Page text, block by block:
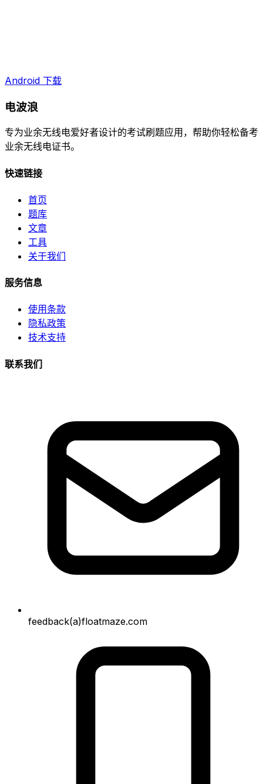
Android 下载
电波浪
专为业余无线电爱好者设计的考试刷题应用，帮助你轻松备考
业余无线电证书。
快速链接
首页
题库
文章
工具
关于我们
服务信息
使用条款
隐私政策
技术支持
联系我们
feedback(a)floatmaze.com